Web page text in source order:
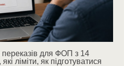
для ФОП з 14
ліміти, як підготуватися